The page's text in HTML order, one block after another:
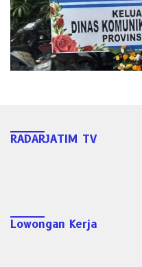
RADARJATIM TV
Lowongan Kerja